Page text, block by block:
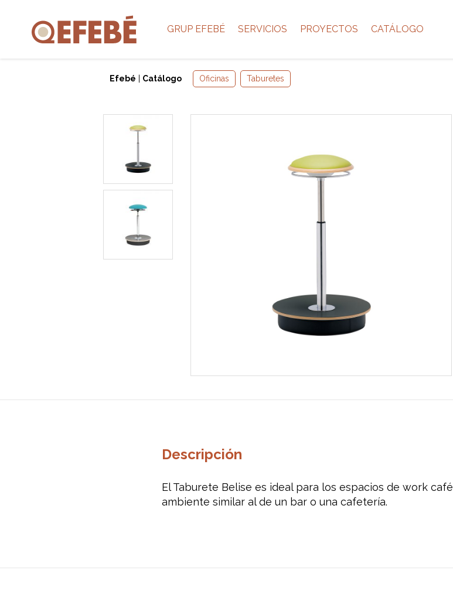
GRUP EFEBÉ SERVICIOS PROYECTOS CATÁLOGO
Efebé Catálogo Oficinas Taburetes
Descripción
El Taburete Belise es ideal para los espacios de work café
ambiente similar al de un bar o una cafetería.